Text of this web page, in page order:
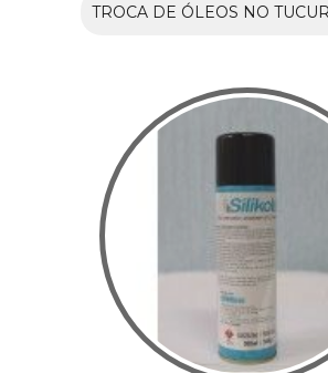
TROCA DE ÓLEOS NO